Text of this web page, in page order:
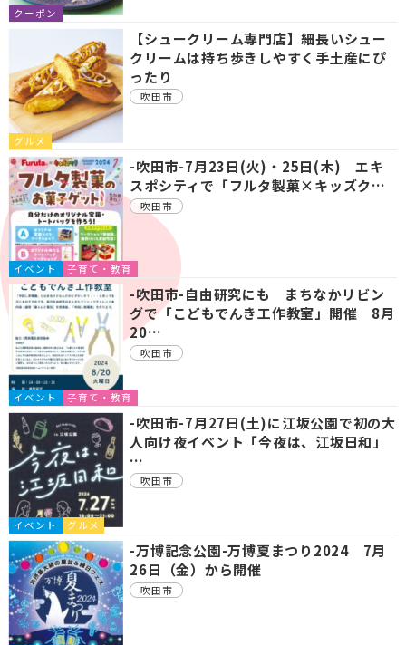
クーポン
グルメ
【シュークリーム専門店】細長いシュー
クリームは持ち歩きしやすく手土産にぴ
ったり
吹田市
イベント 子育て・教育
-吹田市-7月23日(火)・25日(木) エキ
スポシティで「フルタ製菓×キッズク…
吹田市
イベント 子育て・教育
-吹田市-自由研究にも まちなかリビン
グで「こどもでんき工作教室」開催 8月
20…
吹田市
イベント グルメ
-吹田市-7月27日(土)に江坂公園で初の大
人向け夜イベント「今夜は、江坂日和」
…
吹田市
-万博記念公園-万博夏まつり2024 7月
26日（金）から開催
吹田市